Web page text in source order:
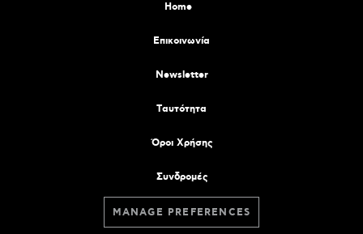
Home
Επικοινωνία
Newsletter
Tαυτότητα
Όροι Χρήσης
Συνδρομές
MANAGE PREFERENCES